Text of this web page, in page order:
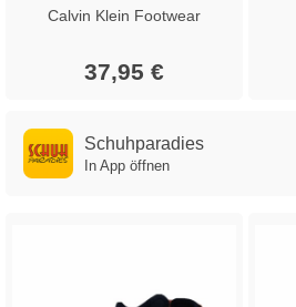
Calvin Klein Footwear
37,95 €
Schuhparadies
In App öffnen